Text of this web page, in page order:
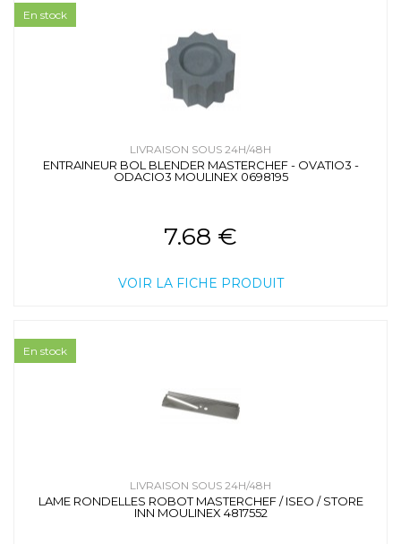
LIVRAISON SOUS 24H/48H
ENTRAINEUR BOL BLENDER MASTERCHEF - OVATIO3 -
ODACIO3 MOULINEX 0698195
7.68 €
VOIR LA FICHE PRODUIT
En stock
LIVRAISON SOUS 24H/48H
LAME RONDELLES ROBOT MASTERCHEF / ISEO / STORE
INN MOULINEX 4817552
En stock